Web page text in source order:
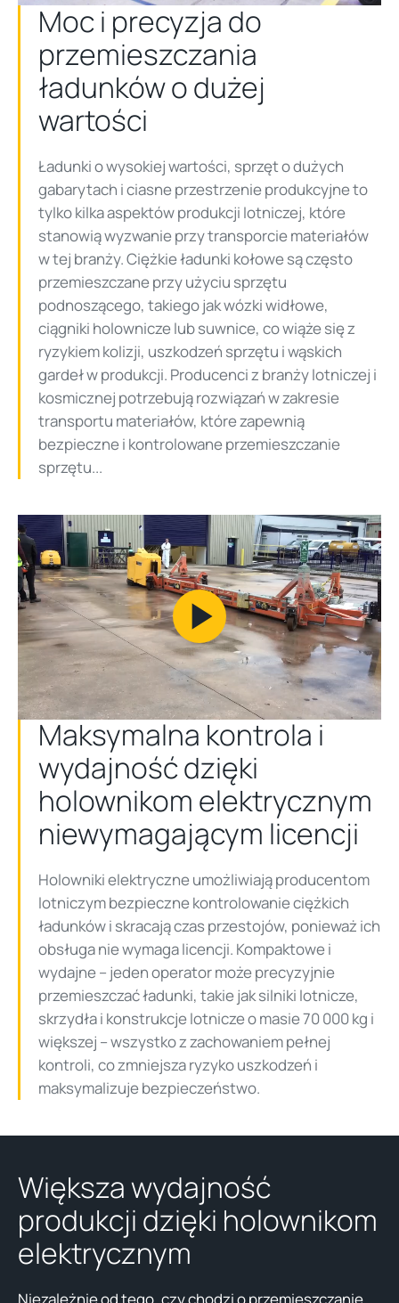
Moc i precyzja do
przemieszczania
ładunków o dużej
wartości
Ładunki o wysokiej wartości, sprzęt o dużych
gabarytach i ciasne przestrzenie produkcyjne to
tylko kilka aspektów produkcji lotniczej, które
stanowią wyzwanie przy transporcie materiałów
w tej branży. Ciężkie ładunki kołowe są często
przemieszczane przy użyciu sprzętu
podnoszącego, takiego jak wózki widłowe,
ciągniki holownicze lub suwnice, co wiąże się z
ryzykiem kolizji, uszkodzeń sprzętu i wąskich
gardeł w produkcji. Producenci z branży lotniczej i
kosmicznej potrzebują rozwiązań w zakresie
transportu materiałów, które zapewnią
bezpieczne i kontrolowane przemieszczanie
sprzętu...
Play
Video
Maksymalna kontrola i
wydajność dzięki
holownikom elektrycznym
niewymagającym licencji
Holowniki elektryczne umożliwiają producentom
lotniczym bezpieczne kontrolowanie ciężkich
ładunków i skracają czas przestojów, ponieważ ich
obsługa nie wymaga licencji. Kompaktowe i
wydajne – jeden operator może precyzyjnie
przemieszczać ładunki, takie jak silniki lotnicze,
skrzydła i konstrukcje lotnicze o masie 70 000 kg i
większej – wszystko z zachowaniem pełnej
kontroli, co zmniejsza ryzyko uszkodzeń i
maksymalizuje bezpieczeństwo.
Większa wydajność
produkcji dzięki holownikom
elektrycznym